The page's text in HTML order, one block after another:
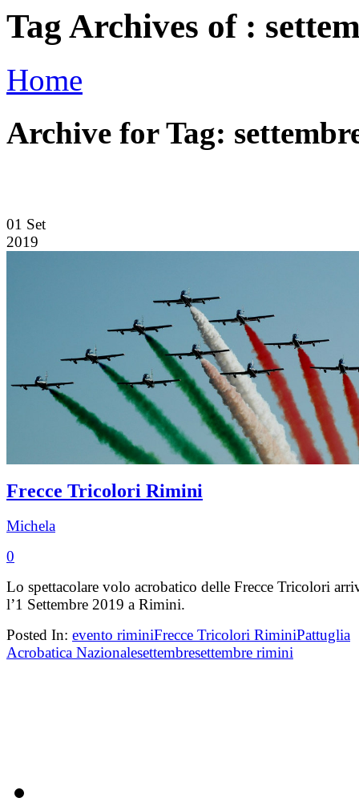
Tag Archives of :
Home
Archive for Tag:
01 Set
2019
Frecce Tricolori Rimini
Michela
0
Lo spettacolare volo acrobatico delle Frecce Tricolori
l’1 Settembre 2019 a Rimini.
Posted In: evento riminiFrecce Tricolori RiminiPattuglia
Acrobatica Nazionalesettembresettembre rimini